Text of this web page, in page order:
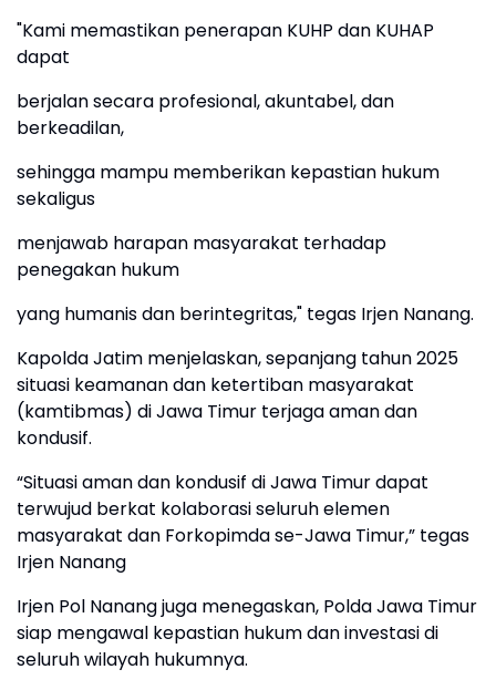
"Kami memastikan penerapan KUHP dan KUHAP
dapat
berjalan secara profesional, akuntabel, dan
berkeadilan,
sehingga mampu memberikan kepastian hukum
sekaligus
menjawab harapan masyarakat terhadap
penegakan hukum
yang humanis dan berintegritas," tegas Irjen Nanang.
Kapolda Jatim menjelaskan, sepanjang tahun 2025
situasi keamanan dan ketertiban masyarakat
(kamtibmas) di Jawa Timur terjaga aman dan
kondusif.
“Situasi aman dan kondusif di Jawa Timur dapat
terwujud berkat kolaborasi seluruh elemen
masyarakat dan Forkopimda se-Jawa Timur,” tegas
Irjen Nanang
Irjen Pol Nanang juga menegaskan, Polda Jawa Timur
siap mengawal kepastian hukum dan investasi di
seluruh wilayah hukumnya.